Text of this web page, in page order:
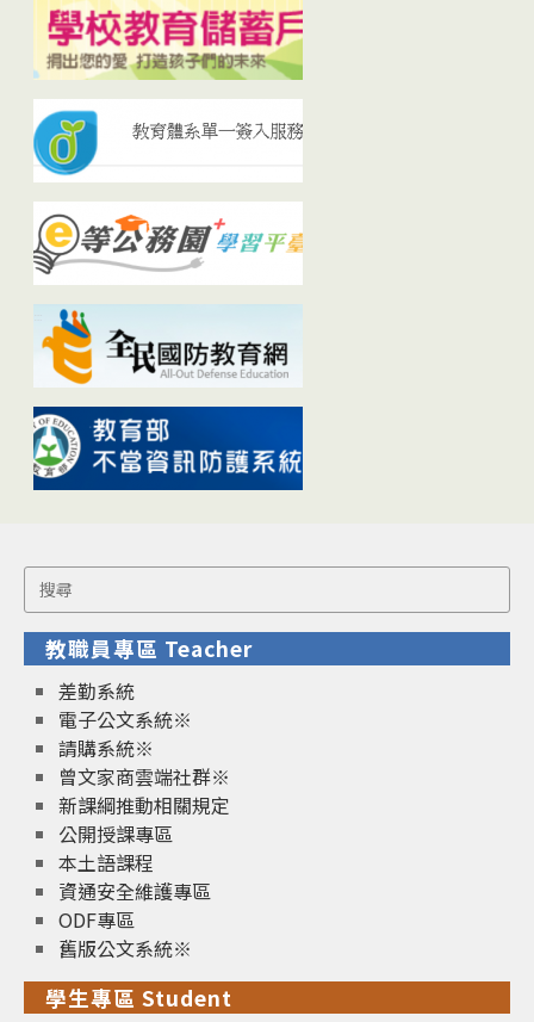
Search
for:
教職員專區 Teacher
差勤系統
電子公文系統※
請購系統※
曾文家商雲端社群※
新課綱推動相關規定
公開授課專區
本土語課程
資通安全維護專區
ODF專區
舊版公文系統※
學生專區 Student